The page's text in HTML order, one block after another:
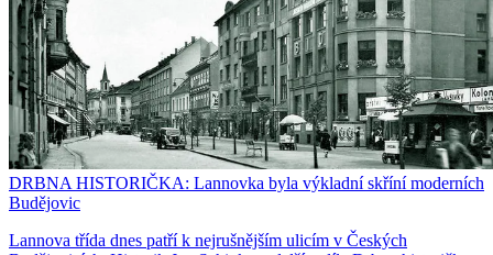
DRBNA HISTORIČKA: Lannovka byla výkladní skříní moderních
Budějovic
Lannova třída dnes patří k nejrušnějším ulicím v Českých